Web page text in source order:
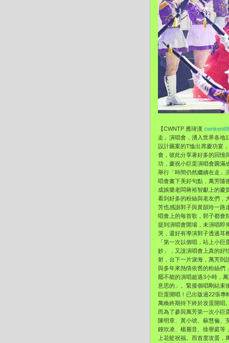
【CWNTP 應瑋漢
走」演唱會，湧入世界各地
設計圖案的T恤出席慶功宴
會，彼此分享著好多的回憶
功，慶祝小巨蛋演唱會圓滿
舉行「時間仍然繼續在走」
唱會畫下美好句點，萬芳隨
成娛樂老闆蔣裕智獻上的慶
看到好多的粉絲與老友們，
芳也感謝郭子與黃韻玲一路
唱會上的每首歌，郭子都會
提到演唱會開場，未演唱即
哭，還好有導演郭子透過耳
「第一次以個唱，站上小
妙」，又說演唱會上真的好
射，台下一片淚海，萬芳則
與多年來熱情依舊的粉絲們
罷不能的演唱超過3小時，
意思的」。緊接個唱剛結束
巨蛋開唱！已出版過22張
萬喚終期待下終於攻蛋開唱
而為了參與萬芳第一次小巨
陳明章、黃小琥、蘇慧倫、
鍾欣凌、楊麗音、徐譽庭等
上花籃祝福。而首度攻蛋